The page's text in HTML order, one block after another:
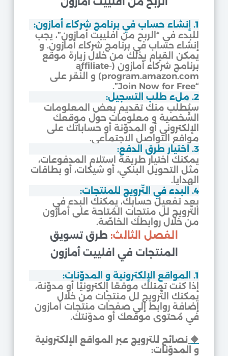
1. إنشاء حساب في برنامج شركاء أمازون:
للبدء في “الربح من افلييت أمازون”، يجب
إنشاء حساب في برنامج شركاء أمازون. و
يمكن القيام بذلك من خلال زيارة موقع
برنامج شركاء أمازون (affiliate-
program.amazon.com) و النّقر على
“Join Now for Free”.
2. ملء طلب التسجيل:
سيُطلب منك تقديم بعض المعلومات
الشخصية و معلومات حول موقعك
الإلكتروني أو المدوّنة أو حساباتك على
مواقع التواصل الاجتماعي.
3. اختيار طرق الدفع:
يمكنك اختيار طريقة استلام المدفوعات،
مثل التحويل البنكي، أو شيكات، أو بطاقات
الهدايا.
4. البدء في التّرويج للمنتجات:
بعد تفعيل حسابك، يمكنك البدء في
التّرويج لل منتجات المُتاحة على أمازون
من خلال روابطك الخاصّة.
الفصل الثالث: طرق تسويق
المنتجات في افلييت أمازون
1. المواقع الإلكترونية و المدوّنات:
إذا كنت تمتلك موقعًا إلكترونيًا أو مدوّنة،
يمكنك التّرويج لل منتجات من خلال
إضافة روابط إلى صفحات منتجات أمازون
في مُحتوى موقعك أو مدوّنتك.
🔶 نصائح للترويج عبر المواقع الإلكترونية
و المدوّنات: